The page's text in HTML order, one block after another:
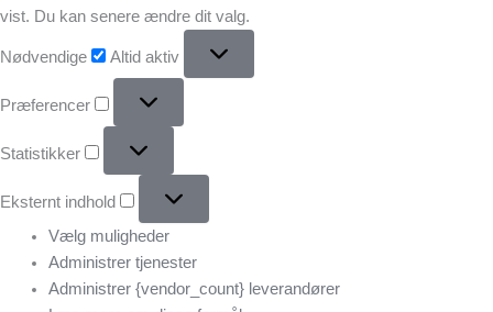
vist. Du kan senere ændre dit valg.
Nødvendige Altid aktiv
Præferencer
Statistikker
Eksternt indhold
Vælg muligheder
Administrer tjenester
Administrer {vendor_count} leverandører